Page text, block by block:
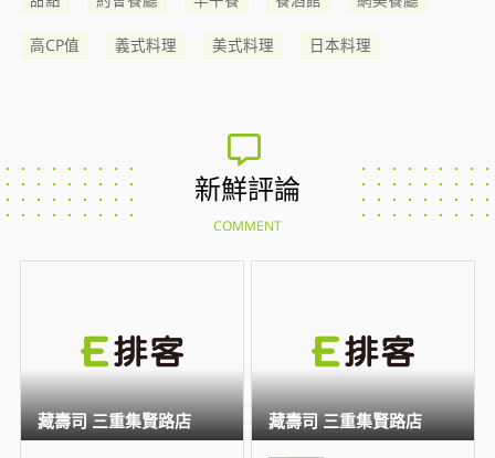
高CP值 義式料理 美式料理 日本料理
新鮮評論
COMMENT
藏壽司 三重集賢路店 藏壽司 三重集賢路店